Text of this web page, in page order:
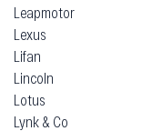
Leapmotor
Lexus
Lifan
Lincoln
Lotus
Lynk & Co